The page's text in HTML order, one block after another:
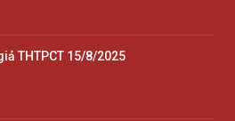
THTPCT 15/8/2025